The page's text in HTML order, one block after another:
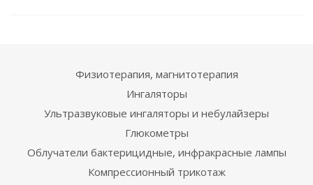
Физиотерапия, магнитотерапия
Ингаляторы
Ультразвуковые ингаляторы и небулайзеры
Глюкометры
Облучатели бактерицидные, инфракрасные лампы
Компрессионный трикотаж